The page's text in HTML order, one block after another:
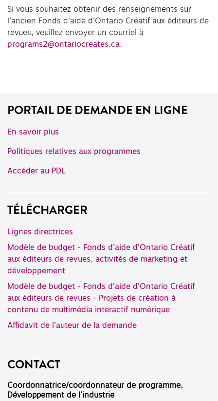
Si vous souhaitez obtenir des renseignements sur
l’ancien Fonds d'aide d'Ontario Créatif aux éditeurs de
revues, veuillez envoyer un courriel à
programs2@ontariocreates.ca.
PORTAIL DE DEMANDE EN LIGNE
En savoir plus
Politiques relatives aux programmes
Accéder au PDL
TÉLÉCHARGER
Lignes directrices
Modèle de budget - Fonds d’aide d'Ontario Créatif
aux éditeurs de revues, activités de marketing et
développement
Modèle de budget - Fonds d'aide d'Ontario Créatif
aux éditeurs de revues - Projets de création à
contenu de multimédia interactif numérique
Affidavit de l’auteur de la demande
CONTACT
Coordonnatrice/coordonnateur de programme,
Développement de l’industrie